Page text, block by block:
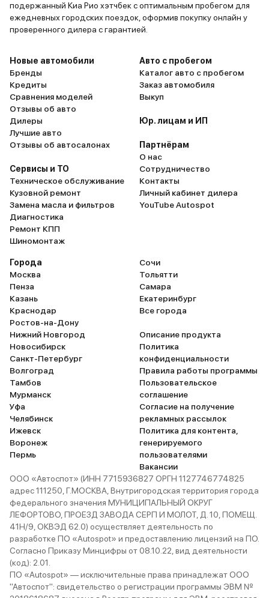
подержанный Киа Рио хэтчбек с оптимальным пробегом для
ежедневных городских поездок, оформив покупку онлайн у
проверенного дилера с гарантией.
Новые автомобили
Бренды
Кредиты
Сравнения моделей
Отзывы об авто
Дилеры
Лучшие авто
Отзывы об автосалонах
Сервисы и ТО
Техническое обслуживание
Кузовной ремонт
Замена масла и фильтров
Диагностика
Ремонт КПП
Шиномонтаж
Авто с пробегом
Каталог авто с пробегом
Заказ автомобиля
Выкуп
Юр. лицам и ИП
Партнёрам
О нас
Сотрудничество
Контакты
Личный кабинет дилера
YouTube Autospot
Города
Москва
Пенза
Казань
Краснодар
Ростов-на-Дону
Нижний Новгород
Новосибирск
Санкт-Петербург
Волгоград
Тамбов
Мурманск
Уфа
Челябинск
Ижевск
Воронеж
Пермь
Сочи
Тольятти
Самара
Екатеринбург
Все города
Описание продукта
Политика
конфиденциальности
Правила работы программы
Пользовательское
соглашение
Согласие на получение
рекламных рассылок
Политика для контента,
генерируемого
пользователями
Вакансии
ООО «Автоспот» (ИНН 7715936827 ОРГН 1127746774825
адрес 111250, Г.МОСКВА, Внутригородская территория города
федерального значения МУНИЦИПАЛЬНЫЙ ОКРУГ
ЛЕФОРТОВО, ПРОЕЗД ЗАВОДА СЕРП И МОЛОТ, Д. 10, ПОМЕЩ.
41Н/9, ОКВЭД 62.0) осуществляет деятельность по
разработке ПО «Autospot» и предоставлению лицензий на ПО.
Согласно Приказу Минцифры от 08.10.22, вид деятельности
(код): 2.01.
ПО «Autospot» — исключительные права принадлежат ООО
"Автоспот": свидетельство о регистрации программы ЭВМ №